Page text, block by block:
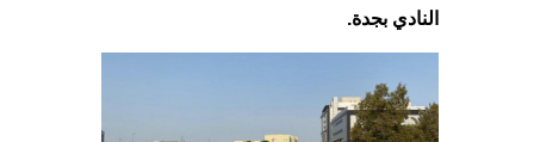
النادي بجدة.